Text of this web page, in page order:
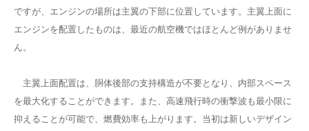
ですが、エンジンの場所は主翼の下部に位置しています。主翼上面に
エンジンを配置したものは、最近の航空機ではほとんど例がありませ
ん。
主翼上面配置は、胴体後部の支持構造が不要となり、内部スペース
を最大化することができます。また、高速飛行時の衝撃波も最小限に
抑えることが可能で、燃費効率も上がります。当初は新しいデザイン